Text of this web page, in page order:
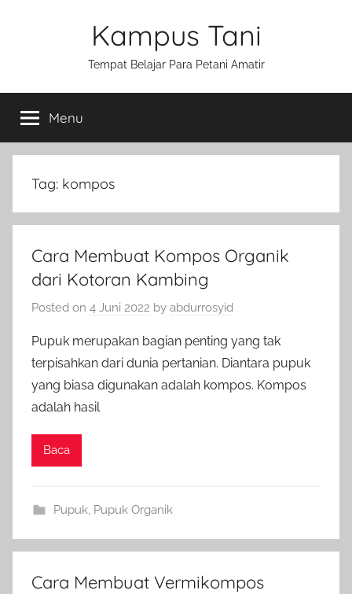
Kampus Tani
Tempat Belajar Para Petani Amatir
Menu
Tag: kompos
Cara Membuat Kompos Organik
dari Kotoran Kambing
Posted on 4 Juni 2022 by abdurrosyid
Pupuk merupakan bagian penting yang tak
terpisahkan dari dunia pertanian. Diantara pupuk
yang biasa digunakan adalah kompos. Kompos
adalah hasil
Baca
Pupuk, Pupuk Organik
Cara Membuat Vermikompos